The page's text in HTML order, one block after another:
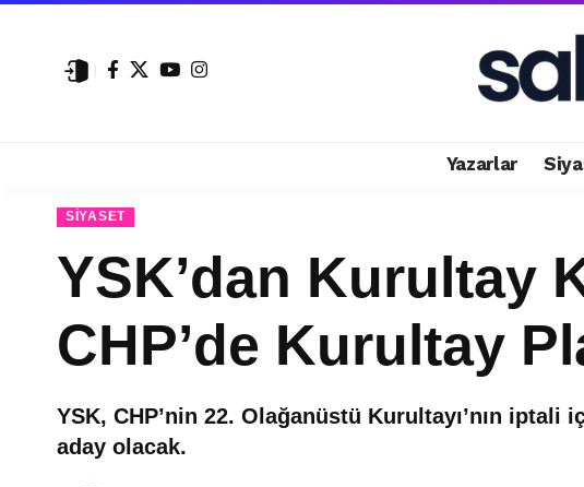
Yazarlar
SIYASET
YSK’dan Kurultay
CHP’de Kurultay
YSK, CHP’nin 22. Olağanüstü Kurultayı’nın
aday olacak.